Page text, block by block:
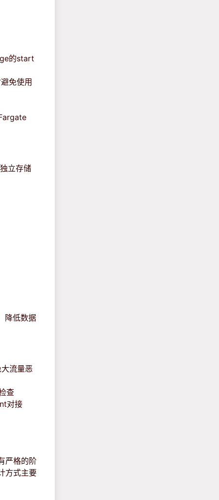
的start
免使用
立存储
降低数据
流量恶
查
对接
严格的阶
方式主要